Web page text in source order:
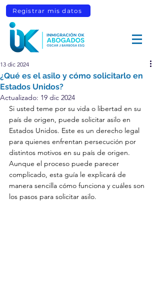
Registrar mis datos
¿Qué es el asilo y cómo solicitarlo en
Estados Unidos?
13 dic 2024
Actualizado: 19 dic 2024
Si usted teme por su vida o libertad en su
país de origen, puede solicitar asilo en
Estados Unidos. Este es un derecho legal
para quienes enfrentan persecución por
distintos motivos en su país de origen.
Aunque el proceso puede parecer
complicado, esta guía le explicará de
manera sencilla cómo funciona y cuáles son
los pasos para solicitar asilo.